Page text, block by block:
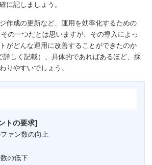
に記しましょう。
作成の更新など、運用を効率化するための
の一つだとは思いますが、その導入によっ
がどんな運用に改善することができたのか
詳しく記載）、具体的であればあるほど、採
りやすいでしょう。
トの要求]
ァン数の向上
の低下